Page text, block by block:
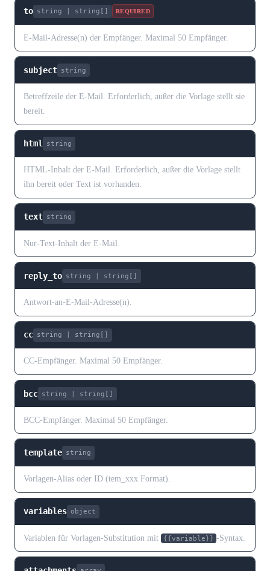
to string | string[] REQUIRED
E-Mail-Adresse(n) der Empfänger. Maximal 50 Empfänger.
subject string
Betreffzeile der E-Mail. Erforderlich, außer die Vorlage stellt sie
bereit.
html string
HTML-Inhalt der E-Mail. Erforderlich, außer die Vorlage stellt
ihn bereit oder Text ist vorhanden.
text string
Nur-Text-Inhalt der E-Mail.
reply_to string | string[]
Antwort-an-E-Mail-Adresse(n).
cc string | string[]
CC-Empfänger. Maximal 50 Empfänger.
bcc string | string[]
BCC-Empfänger. Maximal 50 Empfänger.
template string
Vorlagen-Alias oder ID (tem_xxx Format).
variables object
Variablen für Vorlagen-Substitution mit {{variable}} -Syntax.